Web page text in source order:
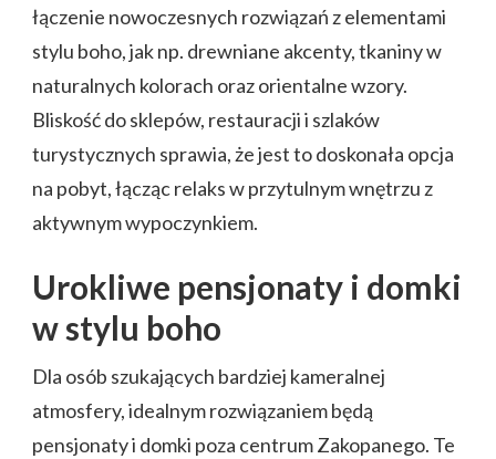
łączenie nowoczesnych rozwiązań z elementami
stylu boho, jak np. drewniane akcenty, tkaniny w
naturalnych kolorach oraz orientalne wzory.
Bliskość do sklepów, restauracji i szlaków
turystycznych sprawia, że jest to doskonała opcja
na pobyt, łącząc relaks w przytulnym wnętrzu z
aktywnym wypoczynkiem.
Urokliwe pensjonaty i domki
w stylu boho
Dla osób szukających bardziej kameralnej
atmosfery, idealnym rozwiązaniem będą
pensjonaty i domki poza centrum Zakopanego. Te